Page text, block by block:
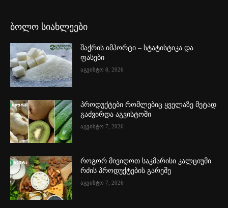
ბოლო სიახლეები
შაქრის იმპორტი – სტატისტიკა და
ფასები
აგვისტო 8, 2026
პროდუქტები რომლებიც ყველაზე მეტად
გაძვირდა აგვისტოში
აგვისტო 7, 2026
როგორ მივიღოთ საკმარისი კალციუმი
რძის პროდუქტების გარეშე
აგვისტო 7, 2026